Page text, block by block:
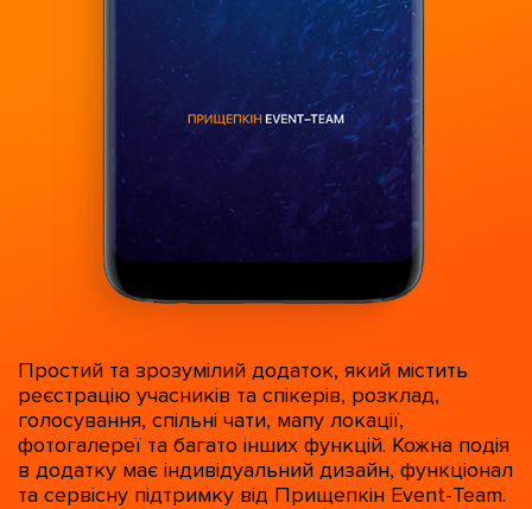
Простий та зрозумілий додаток, який містить
реєстрацію учасників та спікерів, розклад,
голосування, спільні чати, мапу локації,
фотогалереї та багато інших функцій. Кожна подія
в додатку має індивідуальний дизайн, функціонал
та сервісну підтримку від Прищепкін Event-Team.